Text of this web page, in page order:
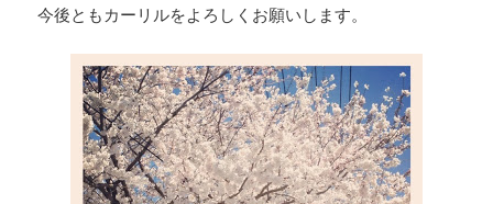
今後ともカーリルをよろしくお願いします。